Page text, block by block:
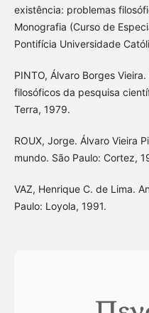
existência: problemas
Monografia (Curso de
Pontifícia Universidade
PINTO, Álvaro Borges
filosóficos da pesquisa
Terra, 1979.
ROUX, Jorge. Álvaro Vieira
mundo. São Paulo: Cortez,
VAZ, Henrique C. de Lima.
Paulo: Loyola, 1991.